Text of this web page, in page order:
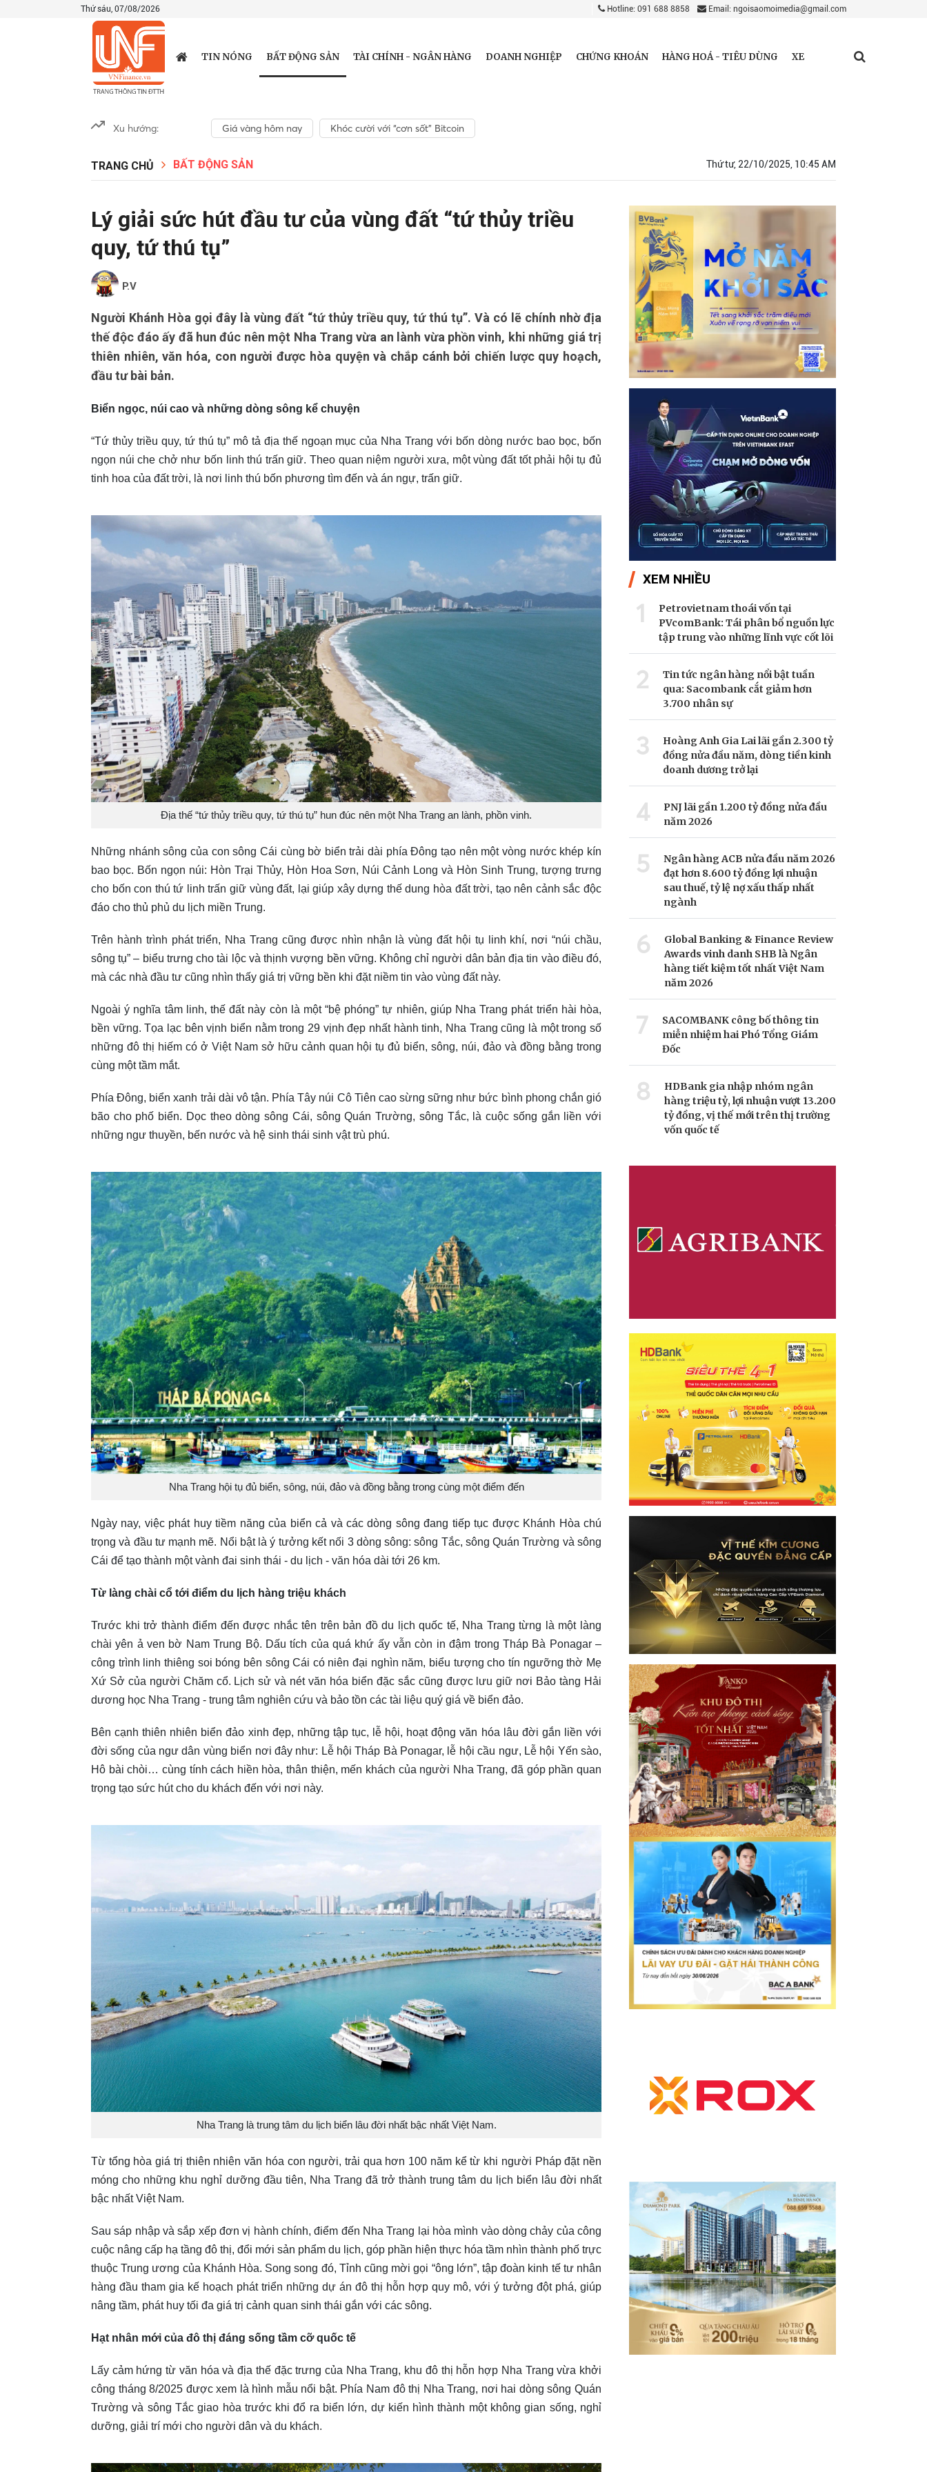
Thứ sáu, 07/08/2026 Hotline: 091 688 8858 Email: ngoisaomoimedia@gmail.com
TIN NÓNG BẤT ĐỘNG SẢN TÀI CHÍNH - NGÂN HÀNG DOANH NGHIỆP CHỨNG KHOÁN HÀNG HOÁ - TIÊU DÙNG XE
Xu hướng: Giá vàng hôm nay Khóc cười với “cơn sốt” Bitcoin
TRANG CHỦ BẤT ĐỘNG SẢN Thứ tư, 22/10/2025, 10:45 AM
Lý giải sức hút đầu tư của vùng đất “tứ thủy triều
quy, tứ thú tụ”
P.V
Người Khánh Hòa gọi đây là vùng đất “tứ thủy triều quy, tứ thú tụ”. Và có lẽ chính nhờ địa
thế độc đáo ấy đã hun đúc nên một Nha Trang vừa an lành vừa phồn vinh, khi những giá trị
thiên nhiên, văn hóa, con người được hòa quyện và chắp cánh bởi chiến lược quy hoạch,
đầu tư bài bản.
Biển ngọc, núi cao và những dòng sông kể chuyện
“Tứ thủy triều quy, tứ thú tụ” mô tả địa thế ngoạn mục của Nha Trang với bốn dòng nước bao bọc, bốn
ngọn núi che chở như bốn linh thú trấn giữ. Theo quan niệm người xưa, một vùng đất tốt phải hội tụ đủ
tinh hoa của đất trời, là nơi linh thú bốn phương tìm đến và án ngự, trấn giữ.
Địa thế “tứ thủy triều quy, tứ thú tụ” hun đúc nên một Nha Trang an lành, phồn vinh.
Những nhánh sông của con sông Cái cùng bờ biển trải dài phía Đông tạo nên một vòng nước khép kín
bao bọc. Bốn ngọn núi: Hòn Trại Thủy, Hòn Hoa Sơn, Núi Cảnh Long và Hòn Sinh Trung, tượng trưng
cho bốn con thú tứ linh trấn giữ vùng đất, lại giúp xây dựng thế dung hòa đất trời, tạo nên cảnh sắc độc
đáo cho thủ phủ du lịch miền Trung.
Trên hành trình phát triển, Nha Trang cũng được nhìn nhận là vùng đất hội tụ linh khí, nơi “núi chầu,
sông tụ” – biểu trưng cho tài lộc và thịnh vượng bền vững. Không chỉ người dân bản địa tin vào điều đó,
mà các nhà đầu tư cũng nhìn thấy giá trị vững bền khi đặt niềm tin vào vùng đất này.
Ngoài ý nghĩa tâm linh, thế đất này còn là một “bệ phóng” tự nhiên, giúp Nha Trang phát triển hài hòa,
bền vững. Tọa lạc bên vịnh biển nằm trong 29 vịnh đẹp nhất hành tinh, Nha Trang cũng là một trong số
những đô thị hiếm có ở Việt Nam sở hữu cảnh quan hội tụ đủ biển, sông, núi, đảo và đồng bằng trong
cùng một tầm mắt.
Phía Đông, biển xanh trải dài vô tận. Phía Tây núi Cô Tiên cao sừng sững như bức bình phong chắn gió
bão cho phố biển. Dọc theo dòng sông Cái, sông Quán Trường, sông Tắc, là cuộc sống gắn liền với
những ngư thuyền, bến nước và hệ sinh thái sinh vật trù phú.
Nha Trang hội tụ đủ biển, sông, núi, đảo và đồng bằng trong cùng một điểm đến
Ngày nay, việc phát huy tiềm năng của biển cả và các dòng sông đang tiếp tục được Khánh Hòa chú
trọng và đầu tư mạnh mẽ. Nổi bật là ý tưởng kết nối 3 dòng sông: sông Tắc, sông Quán Trường và sông
Cái để tạo thành một vành đai sinh thái - du lịch - văn hóa dài tới 26 km.
Từ làng chài cổ tới điểm du lịch hàng triệu khách
Trước khi trở thành điểm đến được nhắc tên trên bản đồ du lịch quốc tế, Nha Trang từng là một làng
chài yên ả ven bờ Nam Trung Bộ. Dấu tích của quá khứ ấy vẫn còn in đậm trong Tháp Bà Ponagar –
công trình linh thiêng soi bóng bên sông Cái có niên đại nghìn năm, biểu tượng cho tín ngưỡng thờ Mẹ
Xứ Sở của người Chăm cổ. Lịch sử và nét văn hóa biển đặc sắc cũng được lưu giữ nơi Bảo tàng Hải
dương học Nha Trang - trung tâm nghiên cứu và bảo tồn các tài liệu quý giá về biển đảo.
Bên cạnh thiên nhiên biển đảo xinh đẹp, những tập tục, lễ hội, hoạt động văn hóa lâu đời gắn liền với
đời sống của ngư dân vùng biển nơi đây như: Lễ hội Tháp Bà Ponagar, lễ hội cầu ngư, Lễ hội Yến sào,
Hô bài chòi… cùng tính cách hiền hòa, thân thiện, mến khách của người Nha Trang, đã góp phần quan
trọng tạo sức hút cho du khách đến với nơi này.
Nha Trang là trung tâm du lịch biển lâu đời nhất bậc nhất Việt Nam.
Từ tổng hòa giá trị thiên nhiên văn hóa con người, trải qua hơn 100 năm kể từ khi người Pháp đặt nền
móng cho những khu nghỉ dưỡng đầu tiên, Nha Trang đã trở thành trung tâm du lịch biển lâu đời nhất
bậc nhất Việt Nam.
Sau sáp nhập và sắp xếp đơn vị hành chính, điểm đến Nha Trang lại hòa mình vào dòng chảy của công
cuộc nâng cấp hạ tầng đô thị, đổi mới sản phẩm du lịch, góp phần hiện thực hóa tầm nhìn thành phố trực
thuộc Trung ương của Khánh Hòa. Song song đó, Tỉnh cũng mời gọi “ông lớn”, tập đoàn kinh tế tư nhân
hàng đầu tham gia kế hoạch phát triển những dự án đô thị hỗn hợp quy mô, với ý tưởng đột phá, giúp
nâng tầm, phát huy tối đa giá trị cảnh quan sinh thái gắn với các sông.
Hạt nhân mới của đô thị đáng sống tầm cỡ quốc tế
Lấy cảm hứng từ văn hóa và địa thế đặc trưng của Nha Trang, khu đô thị hỗn hợp Nha Trang vừa khởi
công tháng 8/2025 được xem là hình mẫu nổi bật. Phía Nam đô thị Nha Trang, nơi hai dòng sông Quán
Trường và sông Tắc giao hòa trước khi đổ ra biển lớn, dự kiến hình thành một không gian sống, nghỉ
dưỡng, giải trí mới cho người dân và du khách.
XEM NHIỀU
1
Petrovietnam thoái vốn tại
PVcomBank: Tái phân bổ nguồn lực
tập trung vào những lĩnh vực cốt lõi
2
Tin tức ngân hàng nổi bật tuần
qua: Sacombank cắt giảm hơn
3.700 nhân sự
3
Hoàng Anh Gia Lai lãi gần 2.300 tỷ
đồng nửa đầu năm, dòng tiền kinh
doanh dương trở lại
4
PNJ lãi gần 1.200 tỷ đồng nửa đầu
năm 2026
5
Ngân hàng ACB nửa đầu năm 2026
đạt hơn 8.600 tỷ đồng lợi nhuận
sau thuế, tỷ lệ nợ xấu thấp nhất
ngành
6
Global Banking & Finance Review
Awards vinh danh SHB là Ngân
hàng tiết kiệm tốt nhất Việt Nam
năm 2026
7
SACOMBANK công bố thông tin
miễn nhiệm hai Phó Tổng Giám
Đốc
8
HDBank gia nhập nhóm ngân
hàng triệu tỷ, lợi nhuận vượt 13.200
tỷ đồng, vị thế mới trên thị trường
vốn quốc tế